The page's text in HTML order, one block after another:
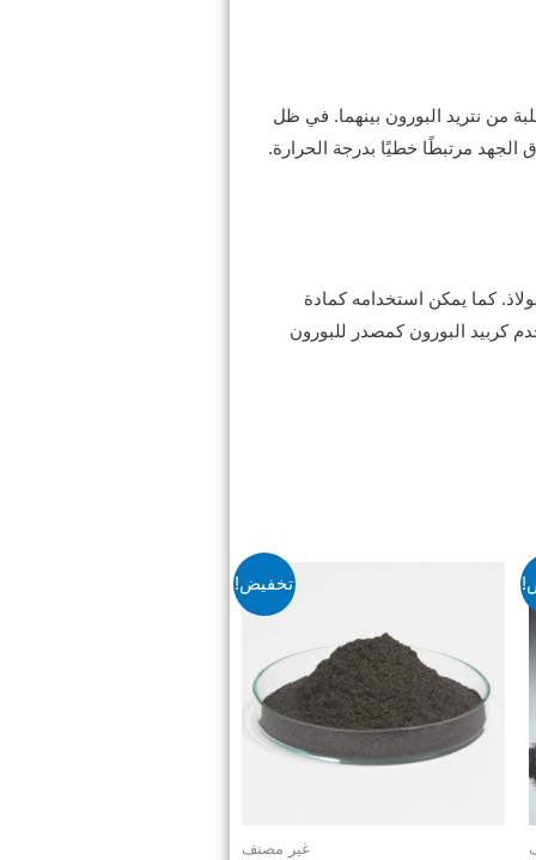
من نتريد البورون بينهما. في ظل
كما يمكن استخدامه كمادة
كربيد البورون كمصدر للبورون
تخفيض!
غير مصنف